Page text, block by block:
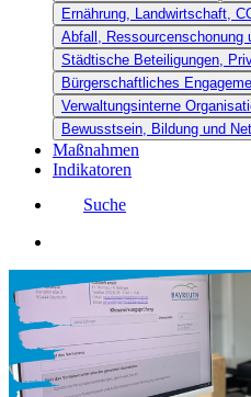
Ernährung, Landwirtschaft,
Abfall, Ressourcenschonung
Städtische Beteiligungen,
Bürgerschaftliches
Verwaltungsinterne
Bewusstsein, Bildung und
Maßnahmen
Indikatoren
Suche